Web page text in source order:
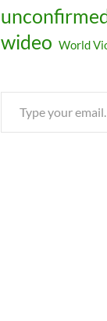
wideo World
your